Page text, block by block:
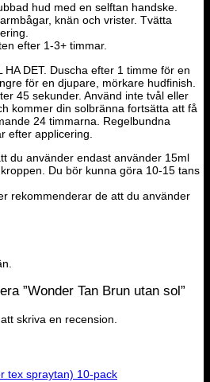
hud med en selftan handske.
knän och vrister. Tvätta
efter 1-3+ timmar.
HA DET. Duscha efter 1 timme för en
för en djupare, mörkare hudfinish.
45 sekunder. Använd inte tvål eller
kommer din solbränna fortsätta att få
24 timmarna. Regelbundna
efter applicering.
du använder endast använder 15ml
Du bör kunna göra 10-15 tans
rekommenderar de att du använder
”Wonder Tan Brun utan sol”
skriva en recension.